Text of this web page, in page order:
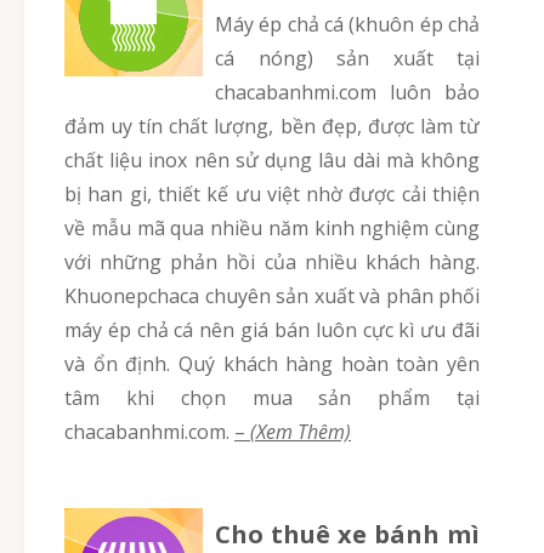
Máy ép chả cá (khuôn ép chả
cá nóng) sản xuất tại
chacabanhmi.com luôn bảo
đảm uy tín chất lượng, bền đẹp, được làm từ
chất liệu inox nên sử dụng lâu dài mà không
bị han gi, thiết kế ưu việt nhờ được cải thiện
về mẫu mã qua nhiều năm kinh nghiệm cùng
với những phản hồi của nhiều khách hàng.
Khuonepchaca chuyên sản xuất và phân phối
máy ép chả cá nên giá bán luôn cực kì ưu đãi
và ổn định. Quý khách hàng hoàn toàn yên
tâm khi chọn mua sản phẩm tại
chacabanhmi.com. – (Xem Thêm)
Cho thuê xe bánh mì